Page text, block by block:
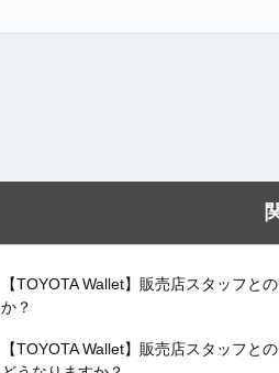
【TOYOTA Wallet】販売店スタッフと
か？
【TOYOTA Wallet】販売店スタッフと